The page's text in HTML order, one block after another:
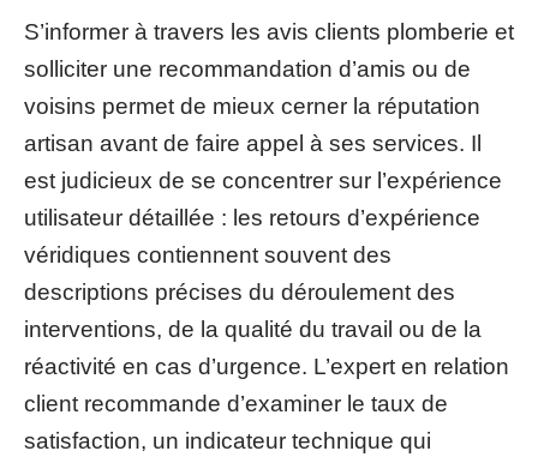
S’informer à travers les avis clients plomberie et
solliciter une recommandation d’amis ou de
voisins permet de mieux cerner la réputation
artisan avant de faire appel à ses services. Il
est judicieux de se concentrer sur l’expérience
utilisateur détaillée : les retours d’expérience
véridiques contiennent souvent des
descriptions précises du déroulement des
interventions, de la qualité du travail ou de la
réactivité en cas d’urgence. L’expert en relation
client recommande d’examiner le taux de
satisfaction, un indicateur technique qui